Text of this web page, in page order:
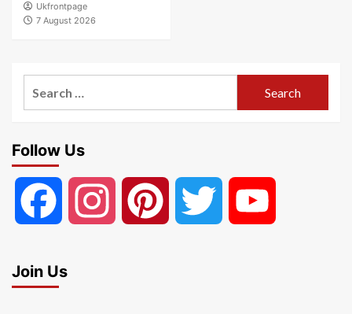
Ukfrontpage
7 August 2026
Follow Us
Facebook Instagram Pinterest Twitter
Join Us